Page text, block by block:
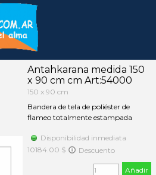
Antahkarana medida 150
x 90 cm cm Art:54000
150 x 90 cm
Bandera de tela de poliéster de
flameo totalmente estampada
Disponibilidad inmediata
10184.00 $
Descuento
Añadir